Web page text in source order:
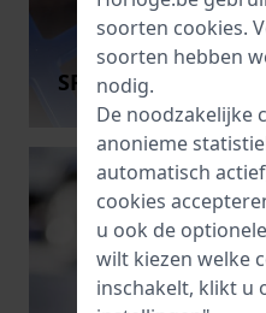
SPECIAAL
soorten cookies.
soorten hebben
nodig.
De noodzakelijke
anonieme
automatisch
cookies
u ook de
wilt kiezen welke
inschakelt, klikt u